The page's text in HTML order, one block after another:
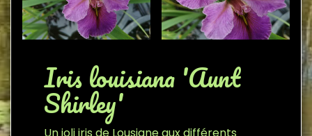
Iris louisiana 'Aunt
Shirley'
Un joli iris de Lousiane aux différents